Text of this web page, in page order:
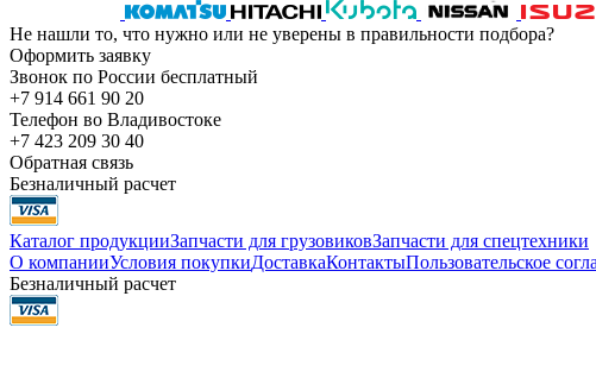
Не нашли то, что нужно или не уверены в правильности подбора?
Оформить заявку
Звонок по России бесплатный
+7 914 661 90 20
Телефон во Владивостоке
+7 423 209 30 40
Обратная связь
Безналичный расчет
Каталог продукцииЗапчасти для грузовиковЗапчасти для спецтехники
О компанииУсловия покупкиДоставкаКонтактыПользовательское
Безналичный расчет